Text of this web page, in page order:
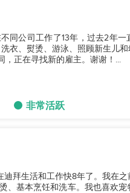
同公司工作了13年，过去2年一
衣、熨烫、游泳、照顾新生儿
正在寻找新的雇主。谢谢！...
非常活跃
拜生活和工作快8年了。我在
、基本烹饪和洗车。我也喜欢